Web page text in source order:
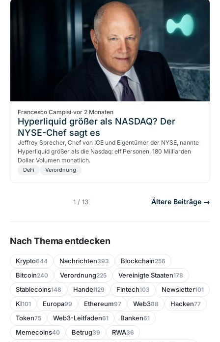
Francesco Campisi·vor 2 Monaten
Hyperliquid größer als NASDAQ? Der
NYSE-Chef sagt es
Jeffrey Sprecher, Chef von ICE und Eigentümer der NYSE, nannte
Hyperliquid größer als die Nasdaq: elf Personen, 180 Milliarden
Dollar Volumen monatlich.
DeFi Verordnung
1 / 13 Ältere Beiträge →
Nach Thema entdecken
Krypto644 Nachrichten393 Blockchain256
Bitcoin240 Verordnung225 Vereinigte Staaten178
Stablecoins148 Handel129 Fintech103 Newsletter101
KI101 Europa99 Ethereum97 Web388 Hacken77
Token75 Web3-Leitfaden61 Banken61
Memecoins40 Betrug39 RWA36